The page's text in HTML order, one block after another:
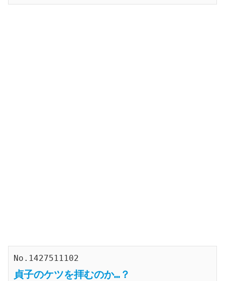
No.1427511102
貞子のケツを拝むのか…？